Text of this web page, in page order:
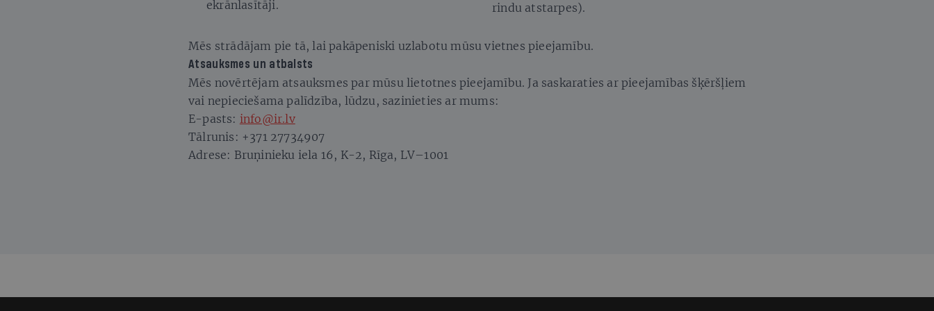
ekrānlasītāji.
rindu atstarpes).
Mēs strādājam pie tā, lai pakāpeniski uzlabotu mūsu vietnes pieejamību.
Atsauksmes un atbalsts
Mēs novērtējam atsauksmes par mūsu lietotnes pieejamību. Ja saskaraties ar pieejamības šķēršļiem
vai nepieciešama palīdzība, lūdzu, sazinieties ar mums:
E-pasts: info@ir.lv
Tālrunis: +371 27734907
Adrese: Bruņinieku iela 16, K-2, Rīga, LV–1001